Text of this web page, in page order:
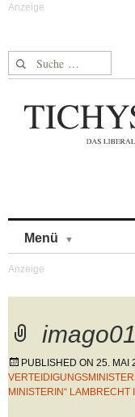
Suche nach:
Menü
PUBLISHED ON 25. MAI
INISTERIN“ LAMBRECHT